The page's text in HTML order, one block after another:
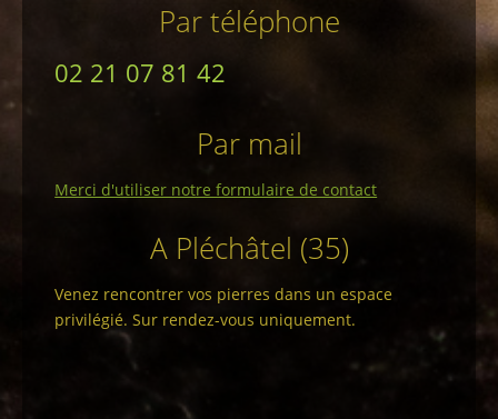
Par téléphone
02 21 07 81 42
Par mail
Merci d'utiliser notre formulaire de contact
A Pléchâtel (35)
Venez rencontrer vos pierres dans un espace
privilégié. Sur rendez-vous uniquement.